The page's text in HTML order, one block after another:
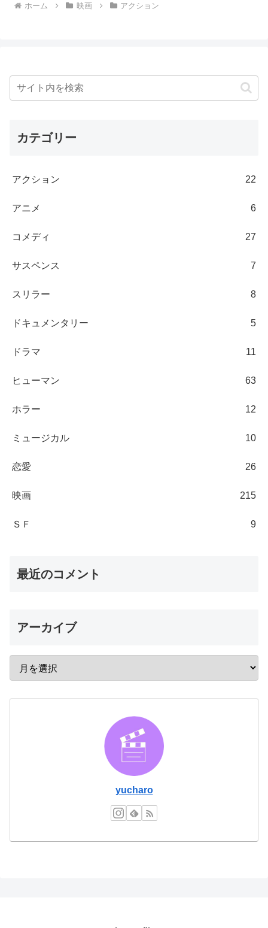
ホーム 映画 アクション
カテゴリー
アクション 22
アニメ 6
コメディ 27
サスペンス 7
スリラー 8
ドキュメンタリー 5
ドラマ 11
ヒューマン 63
ホラー 12
ミュージカル 10
恋愛 26
映画 215
ＳＦ 9
最近のコメント
アーカイブ
yucharo